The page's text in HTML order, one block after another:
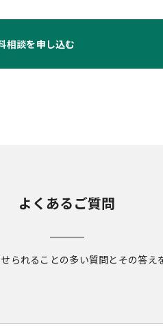
相談を申し込む
よくあるご質問
られることの多い質問とその答え